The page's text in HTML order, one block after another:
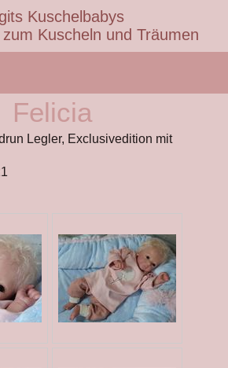
Kuschelbabys
Kuscheln und Träumen
Felicia
Legler, Exclusivedition mit